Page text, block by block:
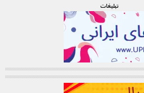
تبليغات